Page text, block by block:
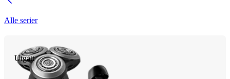
Alle serier
Utgått